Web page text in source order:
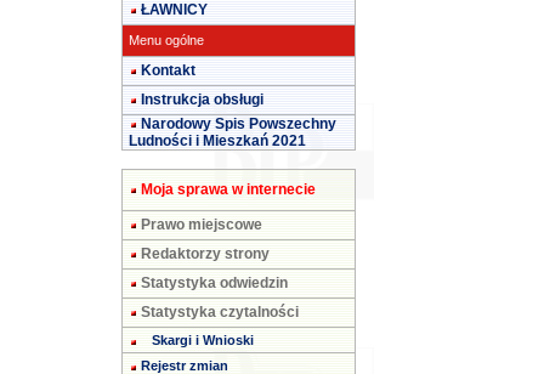
ŁAWNICY
Menu ogólne
Kontakt
Instrukcja obsługi
Narodowy Spis Powszechny
Ludności i Mieszkań 2021
Moja sprawa w internecie
Prawo miejscowe
Redaktorzy strony
Statystyka odwiedzin
Statystyka czytalności
Skargi i Wnioski
Rejestr zmian